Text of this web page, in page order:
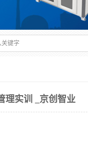
理实训 _京创智业